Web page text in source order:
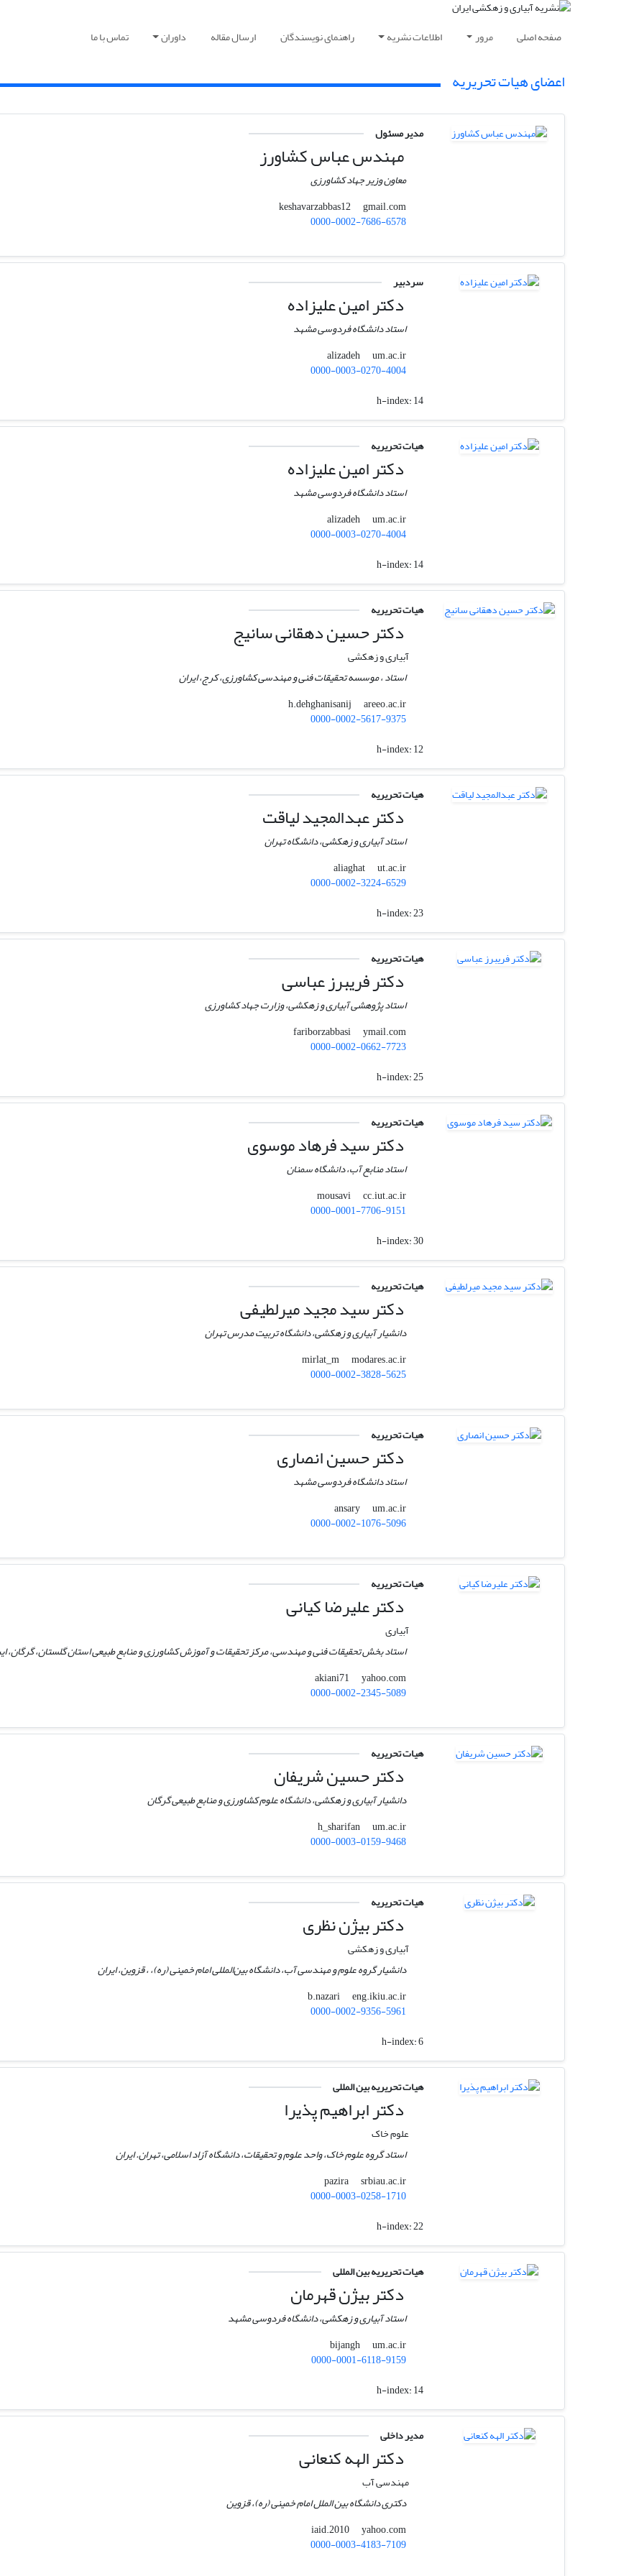
صفحه اصلی مرور اطلاعات نشریه راهنمای نویسندگان ارسال مقاله داوران تماس با ما
اعضای هیات تحریریه
مدیر مسئول
مهندس عباس کشاورز
معاون وزیر جهاد کشاورزی
gmail.com
0000-0002-7686-6578
سردبیر
دکتر امین علیزاده
استاد دانشگاه فردوسی مشهد
um.ac.ir
0000-0003-0270-4004
h-index:14
هیات تحریریه
دکتر امین علیزاده
استاد دانشگاه فردوسی مشهد
um.ac.ir
0000-0003-0270-4004
h-index:14
هیات تحریریه
دکتر حسین دهقانی سانیج
آبیاری و زهکشی
استاد ، موسسه تحقیقات فنی و مهندسی کشاورزی‌، کرج، ایران
areeo.ac.ir
0000-0002-5617-9375
h-index:12
هیات تحریریه
دکتر عبدالمجید لیاقت
استاد آبیاری و زهکشی، دانشگاه تهران
ut.ac.ir
0000-0002-3224-6529
h-index:23
هیات تحریریه
دکتر فریبرز عباسی
استاد پژوهشی آبیاری و زهکشی، وزارت جهاد کشاورزی
ymail.com
0000-0002-0662-7723
h-index:25
هیات تحریریه
دکتر سید فرهاد موسوی
استاد منابع آب، دانشگاه سمنان
cc.iut.ac.ir
0000-0001-7706-9151
h-index:30
هیات تحریریه
دکتر سید مجید میرلطیفی
دانشیار آبیاری و زهکشی، دانشگاه تربیت مدرس تهران
modares.ac.ir
0000-0002-3828-5625
هیات تحریریه
دکتر حسین انصاری
استاد دانشگاه فردوسی مشهد
um.ac.ir
0000-0002-1076-5096
هیات تحریریه
دکتر علیرضا کیانی
آبیاری
استاد بخش تحقیقات فنی و مهندسی، مرکز تحقیقات و آموزش کشاورزی و منابع طبیعی استان گلستان، گرگان،
yahoo.com
0000-0002-2345-5089
هیات تحریریه
دکتر حسین شریفان
دانشیار آبیاری و زهکشی، دانشگاه علوم کشاورزی و منابع طبیعی گرگان
um.ac.ir
0000-0003-0159-9468
هیات تحریریه
دکتر بیژن نظری
آبیاری و زهکشی
دانشیار گروه علوم و مهندسی آب، دانشگاه بین‌المللی امام خمینی (ره)، ، قزوین، ایران
eng.ikiu.ac.ir
0000-0002-9356-5961
h-index:6
هیات تحریریه بین المللی
دکتر ابراهیم پذیرا
علوم خاک
استاد گروه علوم خاک، واحد علوم و تحقیقات، دانشگاه آزاد اسلامی، تهران. ایران
srbiau.ac.ir
0000-0003-0258-1710
h-index:22
هیات تحریریه بین المللی
دکتر بیژن قهرمان
استاد آبیاری و زهکشی، دانشگاه فردوسی مشهد
um.ac.ir
0000-0001-6118-9159
h-index:14
مدیر داخلی
دکتر الهه کنعانی
مهندسی آب
دکتری دانشگاه بین الملل امام خمینی (ره)، قزوین
yahoo.com
0000-0003-4183-7109